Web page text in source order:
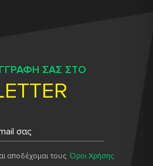
ΣΑΣ ΣΤΟ
αποδέχομαι τους Όροι Χρήσης